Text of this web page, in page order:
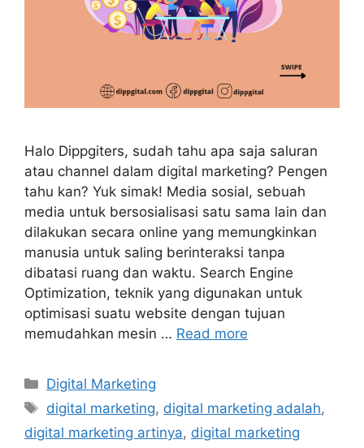
Halo Dippgiters, sudah tahu apa saja saluran
atau channel dalam digital marketing? Pengen
tahu kan? Yuk simak! Media sosial, sebuah
media untuk bersosialisasi satu sama lain dan
dilakukan secara online yang memungkinkan
manusia untuk saling berinteraksi tanpa
dibatasi ruang dan waktu. Search Engine
Optimization, teknik yang digunakan untuk
optimisasi suatu website dengan tujuan
memudahkan mesin … Read more
Digital Marketing
digital marketing, digital marketing adalah,
digital marketing artinya, digital marketing